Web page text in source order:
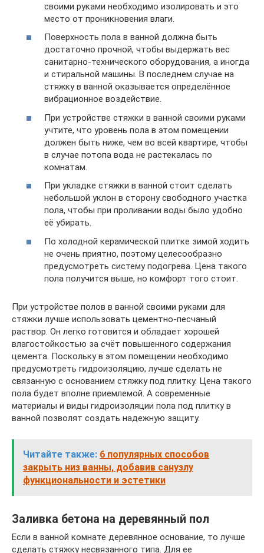
своими руками необходимо изолировать и это
место от проникновения влаги.
Поверхность пола в ванной должна быть
достаточно прочной, чтобы выдержать вес
санитарно-технического оборудования, а иногда
и стиральной машины. В последнем случае на
стяжку в ванной оказывается определённое
вибрационное воздействие.
При устройстве стяжки в ванной своими руками
учтите, что уровень пола в этом помещении
должен быть ниже, чем во всей квартире, чтобы
в случае потопа вода не растекалась по
комнатам.
При укладке стяжки в ванной стоит сделать
небольшой уклон в сторону свободного участка
пола, чтобы при проливании воды было удобно
её убирать.
По холодной керамической плитке зимой ходить
не очень приятно, поэтому целесообразно
предусмотреть систему подогрева. Цена такого
пола получится выше, но комфорт того стоит.
При устройстве полов в ванной своими руками для
стяжки лучше использовать цементно-песчаный
раствор. Он легко готовится и обладает хорошей
влагостойкостью за счёт повышенного содержания
цемента. Поскольку в этом помещении необходимо
предусмотреть гидроизоляцию, лучше сделать не
связанную с основанием стяжку под плитку. Цена такого
пола будет вполне приемлемой. А современные
материалы и виды гидроизоляции пола под плитку в
ванной позволят создать надежную защиту.
Читайте также: 6 популярных способов
закрыть низ ванны, добавив санузлу
функциональности и эстетики
Заливка бетона на деревянный пол
Если в ванной комнате деревянное основание, то лучше
сделать стяжку несвязанного типа. Для ее